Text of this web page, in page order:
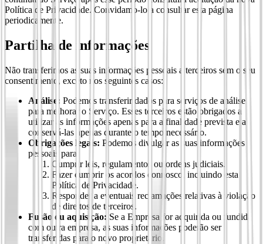
Política de Privacidade. Convidamo-lo a consultar esta página
periodicamente.
Partilha de informações
Não transferimos as suas informações pessoais a terceiros sem o seu
consentimento, exceto nos seguintes casos:
Análise: Podemos transferir dados para serviços de análise
para melhorar o Serviço. Esses terceiros estão obrigados a
utilizar as informações apenas para a finalidade prevista e a
conservá-las apenas durante o tempo necessário.
Obrigações legais: Podemos divulgar as suas informações
pessoais para:
Cumprir leis, regulamentos ou ordens judiciais.
Fazer cumprir os acordos connosco, incluindo esta
Política de Privacidade.
Responder a eventuais reclamações relativas à violação
de direitos de terceiros.
Fusão ou aquisição: Se a Empresa for adquirida ou fundida
com outra empresa, as suas informações poderão ser
transferidas para o novo proprietário.